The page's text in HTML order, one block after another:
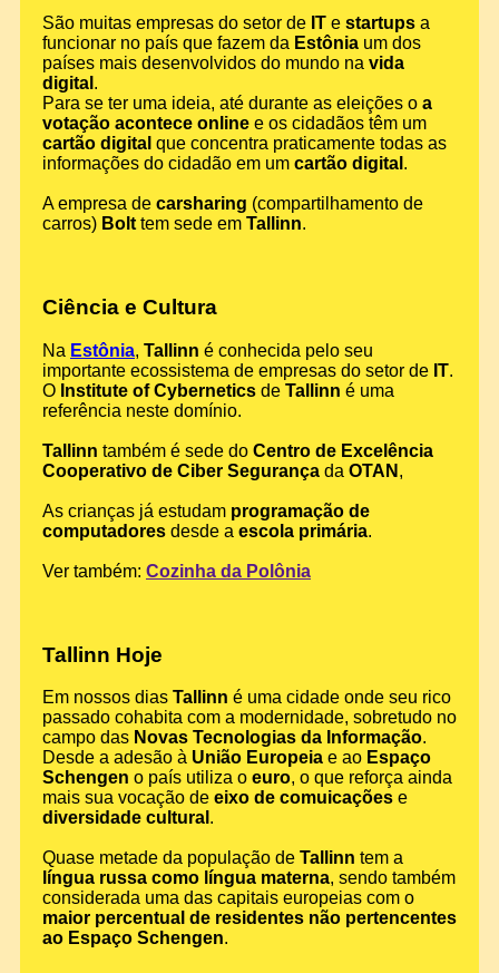
São muitas empresas do setor de IT e startups a
funcionar no país que fazem da Estônia um dos
países mais desenvolvidos do mundo na vida
digital .
Para se ter uma ideia, até durante as eleições o a
votação acontece online e os cidadãos têm um
cartão digital que concentra praticamente todas as
informações do cidadão em um cartão digital .
A empresa de carsharing (compartilhamento de
carros) Bolt tem sede em Tallinn.
Ciência e Cultura
Na Estônia, Tallinn é conhecida pelo seu
importante ecossistema de empresas do setor de IT.
O Institute of Cybernetics de Tallinn é uma
referência neste domínio.
Tallinn também é sede do Centro de Excelência
Cooperativo de Ciber Segurança da OTAN ,
As crianças já estudam programação de
computadores desde a escola primária.
Ver também: Cozinha da Polônia
Tallinn Hoje
Em nossos dias Tallinn é uma cidade onde seu rico
passado cohabita com a modernidade, sobretudo no
campo das Novas Tecnologias da Informação.
Desde a adesão à União Europeia e ao Espaço
Schengen o país utiliza o euro, o que reforça ainda
mais sua vocação de eixo de comuicações e
diversidade cultural .
Quase metade da população de Tallinn tem a
língua russa como língua materna, sendo também
considerada uma das capitais europeias com o
maior percentual de residentes não pertencentes
ao Espaço Schengen.